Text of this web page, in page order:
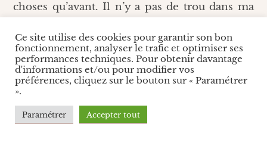
choses qu’avant. Il n’y a pas de trou dans ma
entreprise.Même sans les réseaux sociaux, la
vie me présente toujours bien plus
d’opportunités que je n’ai de temps à leur
consacrer. (Ce qui est toujours aussi frustrant,
mais je développerais le sujet du choix une
Ce site utilise des cookies pour garantir son bon
fonctionnement, analyser le trafic et optimiser ses
performances techniques. Pour obtenir davantage
d'informations et/ou pour modifier vos
préférences, cliquez sur le bouton sur « Paramétrer
».
Paramétrer Accepter tout